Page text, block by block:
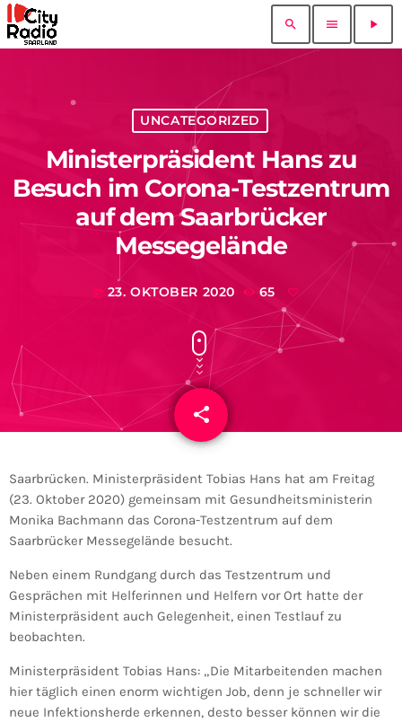
search menu play_arrow
UNCATEGORIZED
Ministerpräsident Hans zu
Besuch im Corona-Testzentrum
auf dem Saarbrücker
Messegelände
today 23. OKTOBER 2020 65
share
email
Saarbrücken. Ministerpräsident Tobias Hans hat am Freitag
(23. Oktober 2020) gemeinsam mit Gesundheitsministerin
Monika Bachmann das Corona-Testzentrum auf dem
Saarbrücker Messegelände besucht.
Neben einem Rundgang durch das Testzentrum und
Gesprächen mit Helferinnen und Helfern vor Ort hatte der
Ministerpräsident auch Gelegenheit, einen Testlauf zu
beobachten.
Ministerpräsident Tobias Hans: „Die Mitarbeitenden machen
hier täglich einen enorm wichtigen Job, denn je schneller wir
neue Infektionsherde erkennen, desto besser können wir die